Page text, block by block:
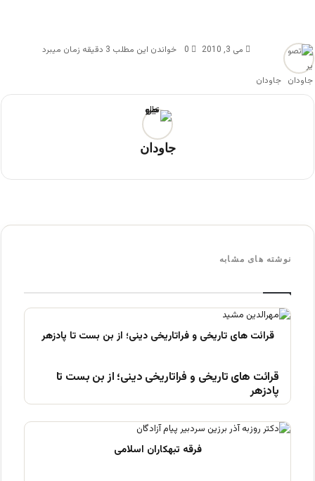
جاودان
می 3, 2010 0 خواندن این مطلب 3 دقیقه زمان میبرد
جاودان
نوشته های مشابه
قرائت های تاریخی و فراتاریخی دینی؛ از بن بست تا
پادزهر